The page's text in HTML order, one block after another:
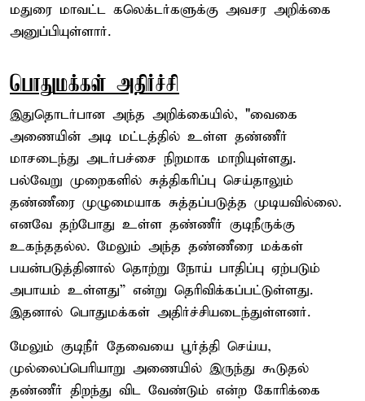
மதுரை மாவட்ட கலெக்டர்களுக்கு அவசர அறிக்கை
அனுப்பியுள்ளார்.
பொதுமக்கள் அதிர்ச்சி
இதுதொடர்பான அந்த அறிக்கையில், "வைகை
அணையின் அடி மட்டத்தில் உள்ள தண்ணீர்
மாசடைந்து அடர்பச்சை நிறமாக மாறியுள்ளது.
பல்வேறு முறைகளில் சுத்திகரிப்பு செய்தாலும்
தண்ணீரை முழுமையாக சுத்தப்படுத்த முடியவில்லை.
எனவே தற்போது உள்ள தண்ணீர் குடிநீருக்கு
உகந்ததல்ல. மேலும் அந்த தண்ணீரை மக்கள்
பயன்படுத்தினால் தொற்று நோய் பாதிப்பு ஏற்படும்
அபாயம் உள்ளது” என்று தெரிவிக்கப்பட்டுள்ளது.
இதனால் பொதுமக்கள் அதிர்ச்சியடைந்துள்ளனர்.
மேலும் குடிநீர் தேவையை பூர்த்தி செய்ய,
முல்லைப்பெரியாறு அணையில் இருந்து கூடுதல்
தண்ணீர் திறந்து விட வேண்டும் என்ற கோரிக்கை